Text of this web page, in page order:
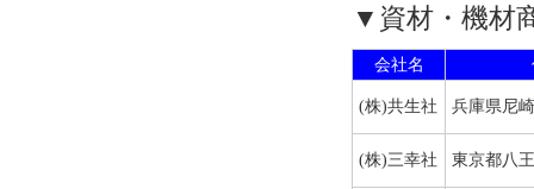
▼資材・機材
会社名
(株)共生社 兵庫県尼
(株)三幸社 東京都八